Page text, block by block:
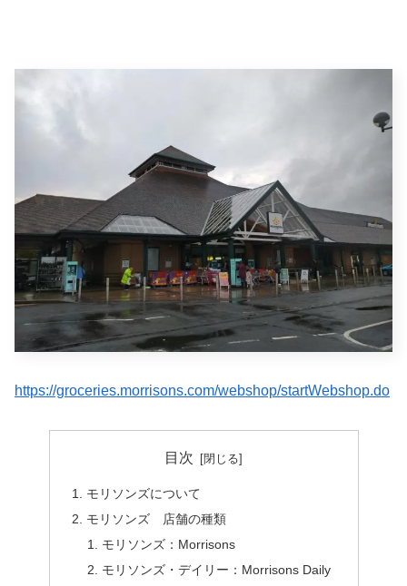
https://groceries.morrisons.com/webshop/startWebshop.do
目次
モリソンズについて
モリソンズ 店舗の種類
モリソンズ：Morrisons
モリソンズ・デイリー：Morrisons Daily